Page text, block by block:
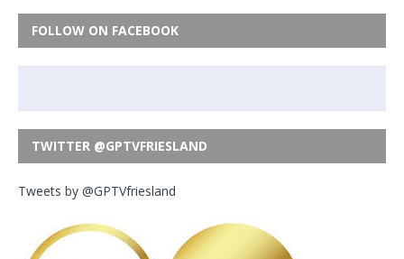
FOLLOW ON FACEBOOK
TWITTER @GPTVFRIESLAND
Tweets by @GPTVfriesland